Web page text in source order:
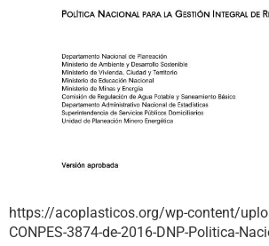
https://acoplasticos.org/wp-content/
CONPES-3874-de-2016-DNP-Politica-